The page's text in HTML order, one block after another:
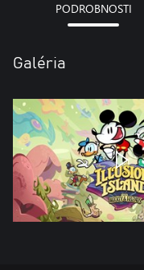
PODROBNOSTI
Galéria